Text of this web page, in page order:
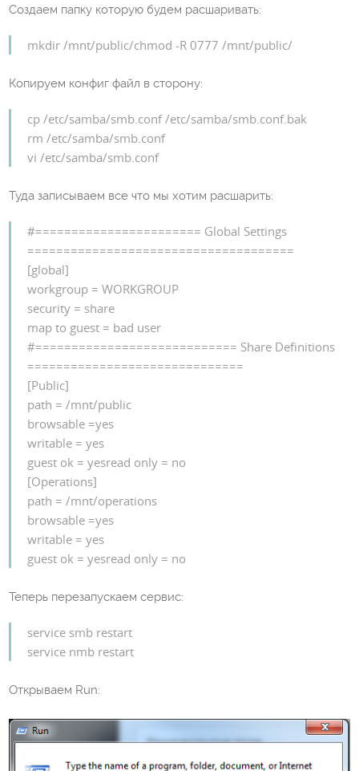
Создаем папку которую будем расшаривать:
mkdir /mnt/public/chmod -R 0777 /mnt/public/
Копируем конфиг файл в сторону:
cp /etc/samba/smb.conf /etc/samba/smb.conf.bak
rm /etc/samba/smb.conf
vi /etc/samba/smb.conf
Туда записываем все что мы хотим расшарить:
#======================= Global Settings
=====================================
[global]
workgroup = WORKGROUP
security = share
map to guest = bad user
#============================ Share Definitions
==============================
[Public]
path = /mnt/public
browsable =yes
writable = yes
guest ok = yesread only = no
[Operations]
path = /mnt/operations
browsable =yes
writable = yes
guest ok = yesread only = no
Теперь перезапускаем сервис:
service smb restart
service nmb restart
Открываем Run: